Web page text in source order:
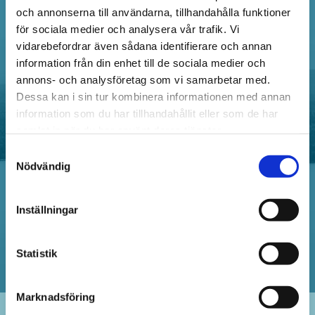
och annonserna till användarna, tillhandahålla funktioner
för sociala medier och analysera vår trafik. Vi
vidarebefordrar även sådana identifierare och annan
information från din enhet till de sociala medier och
annons- och analysföretag som vi samarbetar med.
Dessa kan i sin tur kombinera informationen med annan
information som du har tillhandahållit eller som de har
Nödvändig
Inställningar
Statistik
Marknadsföring
MED OMNEJD?
Snabb Hjälp Dygnet Runt - Berätta vart du
befinner dig, ditt regnr kort om ditt problem eller
önskemål så kommer vi med en liten eller stor
dikeskörning eller bara fastnat.